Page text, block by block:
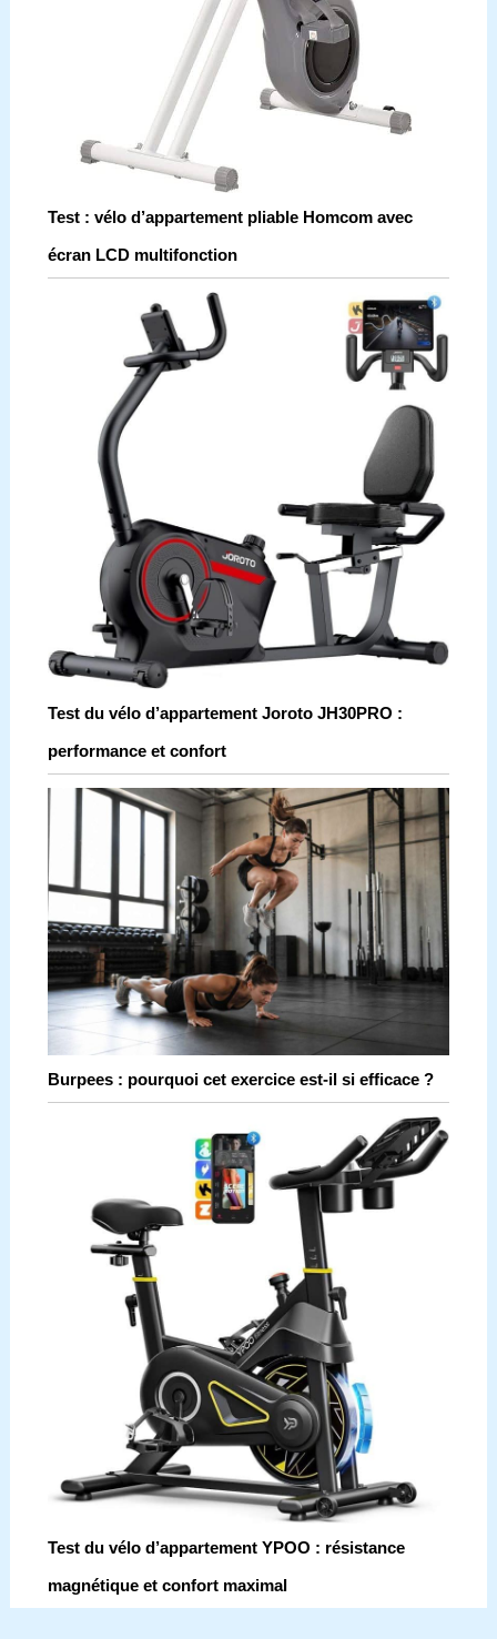
Test : vélo d’appartement pliable Homcom avec
écran LCD multifonction
Test du vélo d’appartement Joroto JH30PRO :
performance et confort
Burpees : pourquoi cet exercice est-il si efficace ?
Test du vélo d’appartement YPOO : résistance
magnétique et confort maximal